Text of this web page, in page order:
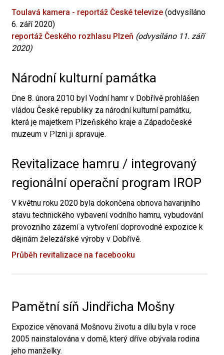
Toulavá kamera - reportáž České televize (odvysíláno
6. září 2020)
reportáž Českého rozhlasu Plzeň (odvysíláno 11. září
2020)
Národní kulturní památka
Dne 8. února 2010 byl Vodní hamr v Dobřívě prohlášen
vládou České republiky za národní kulturní památku,
která je majetkem Plzeňského kraje a Západočeské
muzeum v Plzni ji spravuje.
Revitalizace hamru / integrovaný
regionální operační program IROP
V květnu roku 2020 byla dokončena obnova havarijního
stavu technického vybavení vodního hamru, vybudování
provozního zázemí a vytvoření doprovodné expozice k
dějinám železářské výroby v Dobřívě.
Průběh revitalizace na facebooku
Pamětní síň Jindřicha Mošny
Expozice věnovaná Mošnovu životu a dílu byla v roce
2005 nainstalována v domě, který dříve obývala rodina
jeho manželky.